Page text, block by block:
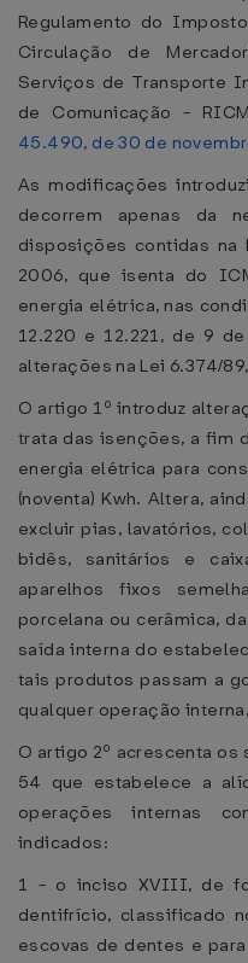
Regulamento do
Circulação de
Serviços de Transporte
de Comunicação -
45.490, de 30 de
As modificações
decorrem apenas da
disposições contidas
2006, que isenta do
energia elétrica, nas
12.220 e 12.221, de 9
alterações na Lei 6.374/
O artigo 1º introduz
trata das isenções, a fim
energia elétrica para
(noventa) Kwh. Altera,
excluir pias, lavatórios,
bidês, sanitários e
aparelhos fixos
porcelana ou cerâmica,
saída interna do
tais produtos passam a
qualquer operação
O artigo 2º acrescenta
54 que estabelece a
operações internas
indicados:
1 - o inciso XVIII, de
dentifrício, classificado
escovas de dentes e